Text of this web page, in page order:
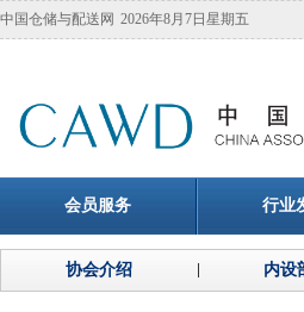
中国仓储与配送网 2026年8月7日星期五
会员服务 行业
协会介绍 内设